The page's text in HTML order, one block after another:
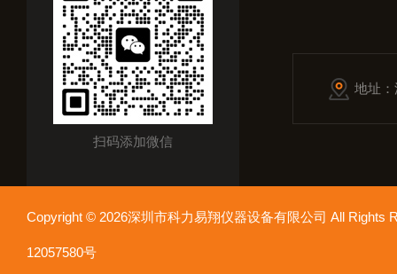
扫码添加微信
地址
Copyright © 2026深圳市科力易翔仪器设备有限公司 All
12057580号